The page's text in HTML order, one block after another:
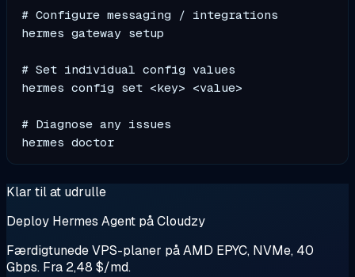
# Configure messaging / integrations
hermes gateway setup
# Set individual config values
hermes config set <key> <value>
# Diagnose any issues
Klar til at udrulle
Deploy Hermes Agent på Cloudzy
Færdigtunede VPS-planer på AMD EPYC, NVMe, 40
Gbps. Fra 2,48 $/md.